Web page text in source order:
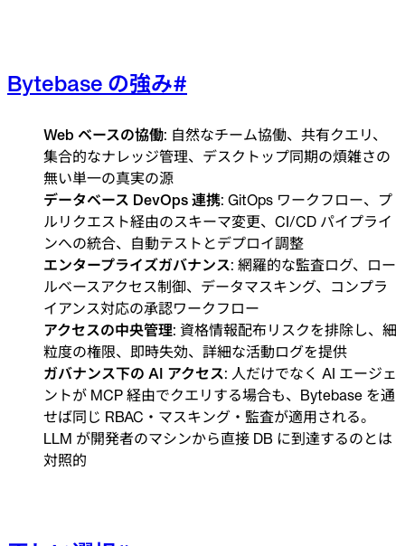
Bytebase の強み#
Web ベースの協働: 自然なチーム協働、共有クエリ、
集合的なナレッジ管理、デスクトップ同期の煩雑さの
無い単一の真実の源
データベース DevOps 連携: GitOps ワークフロー、プ
ルリクエスト経由のスキーマ変更、CI/CD パイプライ
ンへの統合、自動テストとデプロイ調整
エンタープライズガバナンス: 網羅的な監査ログ、ロー
ルベースアクセス制御、データマスキング、コンプラ
イアンス対応の承認ワークフロー
アクセスの中央管理: 資格情報配布リスクを排除し、細
粒度の権限、即時失効、詳細な活動ログを提供
ガバナンス下の AI アクセス: 人だけでなく AI エージェ
ントが MCP 経由でクエリする場合も、Bytebase を通
せば同じ RBAC・マスキング・監査が適用される。
LLM が開発者のマシンから直接 DB に到達するのとは
対照的